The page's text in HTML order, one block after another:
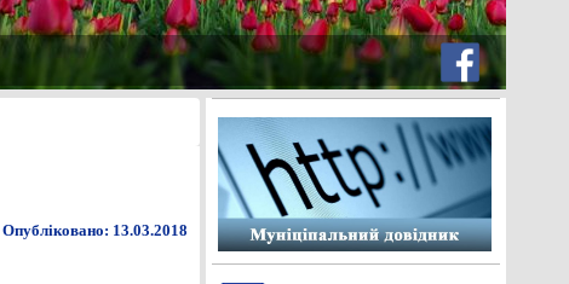
Опубліковано: 13.03.2018